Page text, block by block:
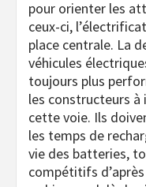
pour orienter les
ceux-ci,
place centrale. La
véhicules
toujours plus
les constructeurs
cette voie. Ils
les temps de
vie des batteries,
compétitifs d’après